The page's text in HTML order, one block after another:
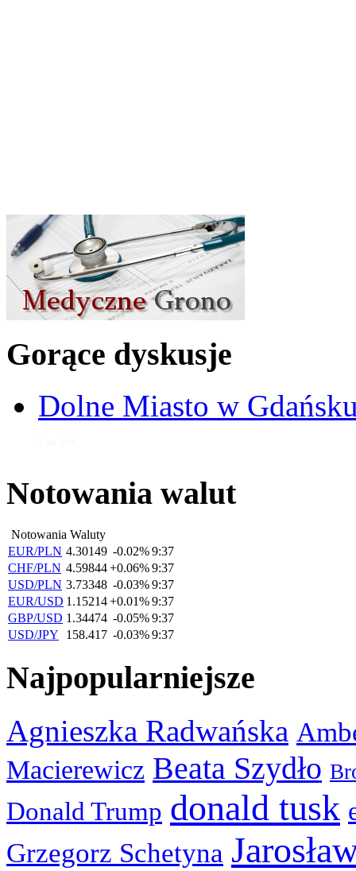
Gorące dyskusje
Dolne Miasto w
Notowania walut
Notowania Waluty
EUR/PLN 4.30149 -0.02%9:37
CHF/PLN 4.59844+0.06%9:37
USD/PLN 3.73348 -0.03%9:37
EUR/USD 1.15214+0.01%9:37
GBP/USD 1.34474 -0.05%9:37
USD/JPY
158.417 -0.03%9:37
Najpopularniejsze
Agnieszka Radwańska
Macierewicz Beata Szydło
Donald Trump donald tusk
Grzegorz Schetyna